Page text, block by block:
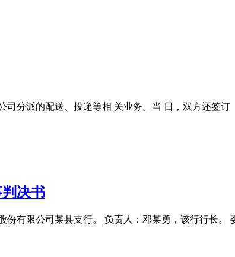
分派的配送、投递等相 关业务。当 日，双方还签订
决书
有限公司某县支行。 负责人：邓某勇，该行行长。